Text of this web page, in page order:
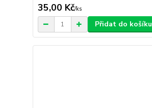
35,00 Kč/ks
Přidat do košíku